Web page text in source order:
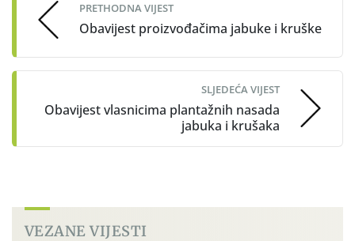
PRETHODNA VIJEST
Obavijest proizvođačima jabuke i kruške
SLJEDEĆA VIJEST
Obavijest vlasnicima plantažnih nasada
jabuka i krušaka
VEZANE VIJESTI